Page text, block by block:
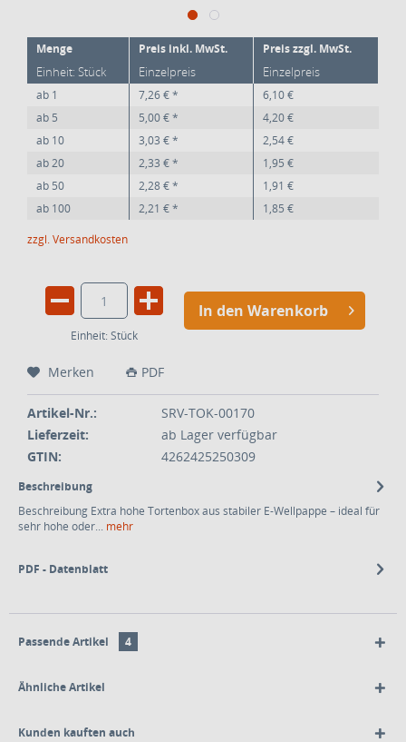
Menge Preis inkl. MwSt. Preis zzgl. MwSt.
Einheit: Stück Einzelpreis Einzelpreis
ab 1 7,26 € *
6,10 €
ab 5 5,00 € *
4,20 €
ab 10 3,03 € *
2,54 €
ab20 2,33 € *
1,95 €
ab 50 2,28 € *
1,91 €
ab 100 2,21 € *
1,85 €
zzgl. Versandkosten
Einheit: Stück
In den Warenkorb
Merken PDF
Artikel-Nr.:
SRV-TOK-00170
Lieferzeit:
ab Lager verfügbar
GTIN:
4262425250309
Beschreibung
Beschreibung Extra hohe Tortenbox aus stabiler E-Wellpappe – ideal für
sehr hohe oder... mehr
PDF - Datenblatt
Passende Artikel 4
Ähnliche Artikel
Kunden kauften auch